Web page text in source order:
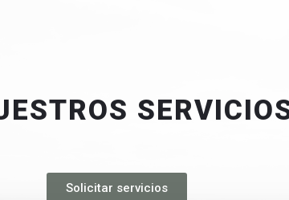
Solicitar servicios